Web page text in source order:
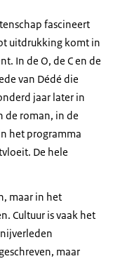
fascineert
uitdrukking komt in
In de O, de C en de
van Dédé die
jaar later in
de roman, in de
het programma
De hele
maar in het
Cultuur is vaak het
maar